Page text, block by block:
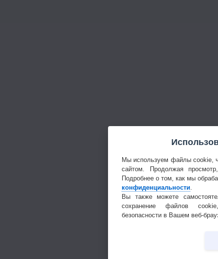
Мы используем файлы cookie,
сайтом. Продолжая
Подробнее о том, как мы
конфиденциальности.
Вы также можете
сохранение файлов
безопасности в Вашем веб-